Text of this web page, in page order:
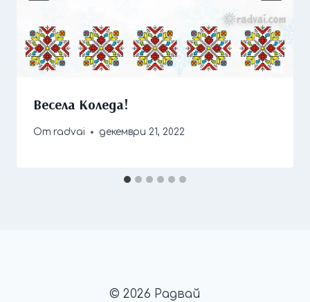
Весела Коледа!
От radvai декември 21, 2022
© 2026 Радвай